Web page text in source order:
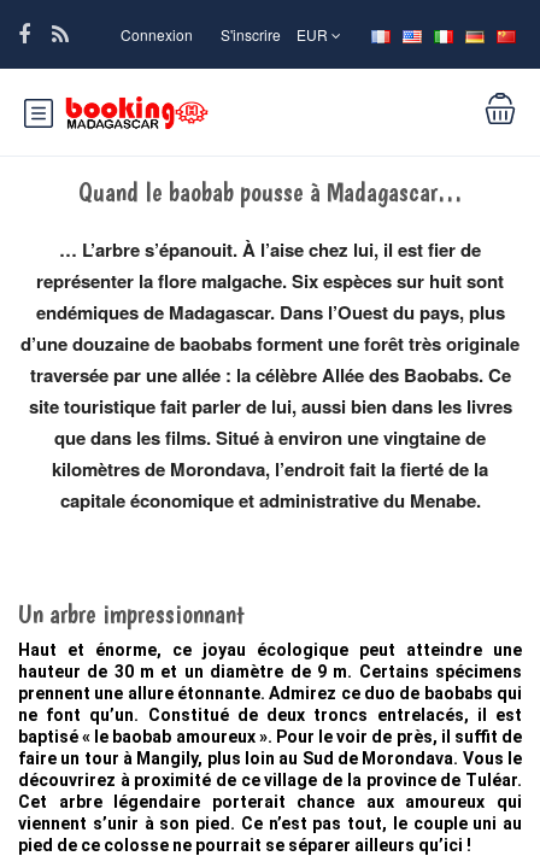
Connexion S'inscrire EUR
Quand le baobab pousse à Madagascar…
… L’arbre s’épanouit. À l’aise chez lui, il est fier de
représenter la flore malgache. Six espèces sur huit sont
endémiques de Madagascar. Dans l’Ouest du pays, plus
d’une douzaine de baobabs forment une forêt très originale
traversée par une allée : la célèbre Allée des Baobabs. Ce
site touristique fait parler de lui, aussi bien dans les livres
que dans les films. Situé à environ une vingtaine de
kilomètres de Morondava, l’endroit fait la fierté de la
capitale économique et administrative du Menabe.
Un arbre impressionnant
Haut et énorme, ce joyau écologique peut atteindre une
hauteur de 30 m et un diamètre de 9 m. Certains spécimens
prennent une allure étonnante. Admirez ce duo de baobabs qui
ne font qu’un. Constitué de deux troncs entrelacés, il est
baptisé « le baobab amoureux ». Pour le voir de près, il suffit de
faire un tour à Mangily, plus loin au Sud de Morondava. Vous le
découvrirez à proximité de ce village de la province de Tuléar.
Cet arbre légendaire porterait chance aux amoureux qui
viennent s’unir à son pied. Ce n’est pas tout, le couple uni au
pied de ce colosse ne pourrait se séparer ailleurs qu’ici !